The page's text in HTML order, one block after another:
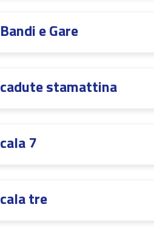
Bandi e Gare
cadute stamattina
cala 7
cala tre